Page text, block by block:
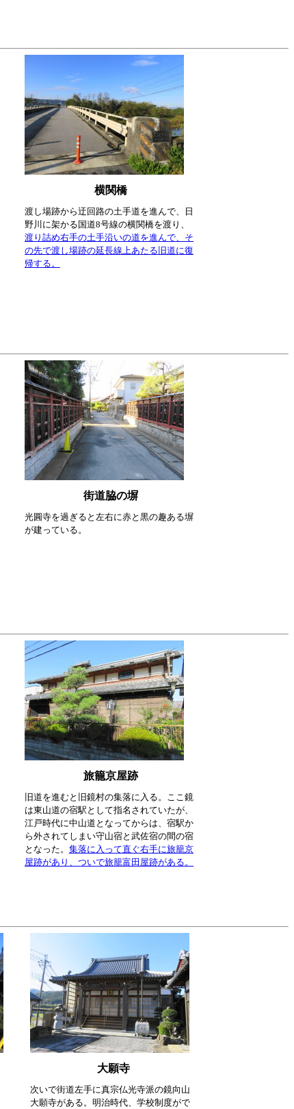
横関橋
渡し場跡から迂回路の土手道を進んで、日
野川に架かる国道8号線の横関橋を渡り、
渡り詰め右手の土手沿いの道を進んで、そ
の先で渡し場跡の延長線上あたる旧道に復
帰する。
街道脇の塀
光圓寺を過ぎると左右に赤と黒の趣ある塀
が建っている。
旅籠京屋跡
旧道を進むと旧鏡村の集落に入る。ここ鏡
は東山道の宿駅として指名されていたが、
江戸時代に中山道となってからは、宿駅か
ら外されてしまい守山宿と武佐宿の間の宿
となった。 集落に入って直ぐ右手に旅籠京
屋跡があり、ついで旅籠富田屋跡がある。
大願寺
次いで街道左手に真宗仏光寺派の鏡向山
大願寺がある。明治時代、学校制度がで